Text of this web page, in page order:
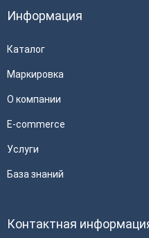
Информация
Каталог
Маркировка
О компании
E-commerce
Услуги
База знаний
Контактная